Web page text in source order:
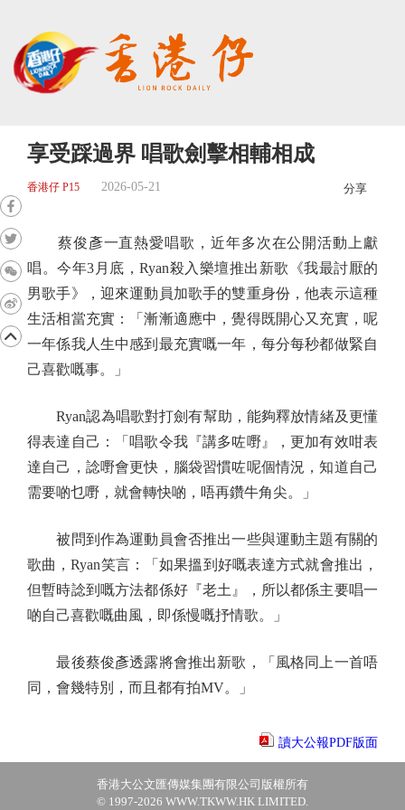
享受踩過界 唱歌劍擊相輔相成
香港仔 P15 2026-05-21 分享
蔡俊彥一直熱愛唱歌，近年多次在公開活動上獻
唱。今年3月底，Ryan殺入樂壇推出新歌《我最討厭的
男歌手》，迎來運動員加歌手的雙重身份，他表示這種
生活相當充實：「漸漸適應中，覺得既開心又充實，呢
一年係我人生中感到最充實嘅一年，每分每秒都做緊自
己喜歡嘅事。」
Ryan認為唱歌對打劍有幫助，能夠釋放情緒及更懂
得表達自己：「唱歌令我『講多咗嘢』，更加有效咁表
達自己，諗嘢會更快，腦袋習慣咗呢個情況，知道自己
需要啲乜嘢，就會轉快啲，唔再鑽牛角尖。」
被問到作為運動員會否推出一些與運動主題有關的
歌曲，Ryan笑言：「如果搵到好嘅表達方式就會推出，
但暫時諗到嘅方法都係好『老土』，所以都係主要唱一
啲自己喜歡嘅曲風，即係慢嘅抒情歌。」
最後蔡俊彥透露將會推出新歌，「風格同上一首唔
同，會幾特別，而且都有拍MV。」
讀大公報PDF版面
香港大公文匯傳媒集團有限公司版權所有
© 1997-2026 WWW.TKWW.HK LIMITED.